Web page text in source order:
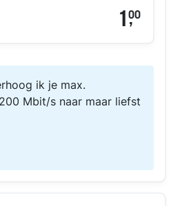
1 ,
00
ik je max.
Mbit/s naar maar liefst